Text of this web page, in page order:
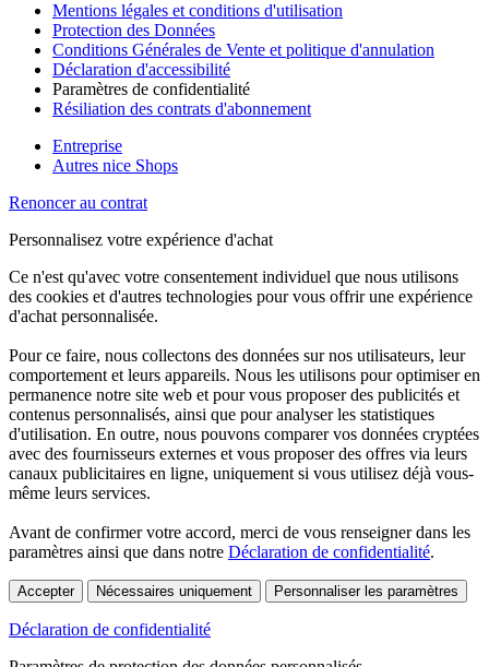
Mentions légales et conditions d'utilisation
Protection des Données
Conditions Générales de Vente et politique d'annulation
Déclaration d'accessibilité
Paramètres de confidentialité
Résiliation des contrats d'abonnement
Entreprise
Autres nice Shops
Renoncer au contrat
Personnalisez votre expérience d'achat
Ce n'est qu'avec votre consentement individuel que nous utilisons
des cookies et d'autres technologies pour vous offrir une expérience
d'achat personnalisée.
Pour ce faire, nous collectons des données sur nos utilisateurs, leur
comportement et leurs appareils. Nous les utilisons pour optimiser en
permanence notre site web et pour vous proposer des publicités et
contenus personnalisés, ainsi que pour analyser les statistiques
d'utilisation. En outre, nous pouvons comparer vos données cryptées
avec des fournisseurs externes et vous proposer des offres via leurs
canaux publicitaires en ligne, uniquement si vous utilisez déjà vous-
même leurs services.
Avant de confirmer votre accord, merci de vous renseigner dans les
paramètres ainsi que dans notre Déclaration de confidentialité.
Accepter Nécessaires uniquement Personnaliser les paramètres
Déclaration de confidentialité